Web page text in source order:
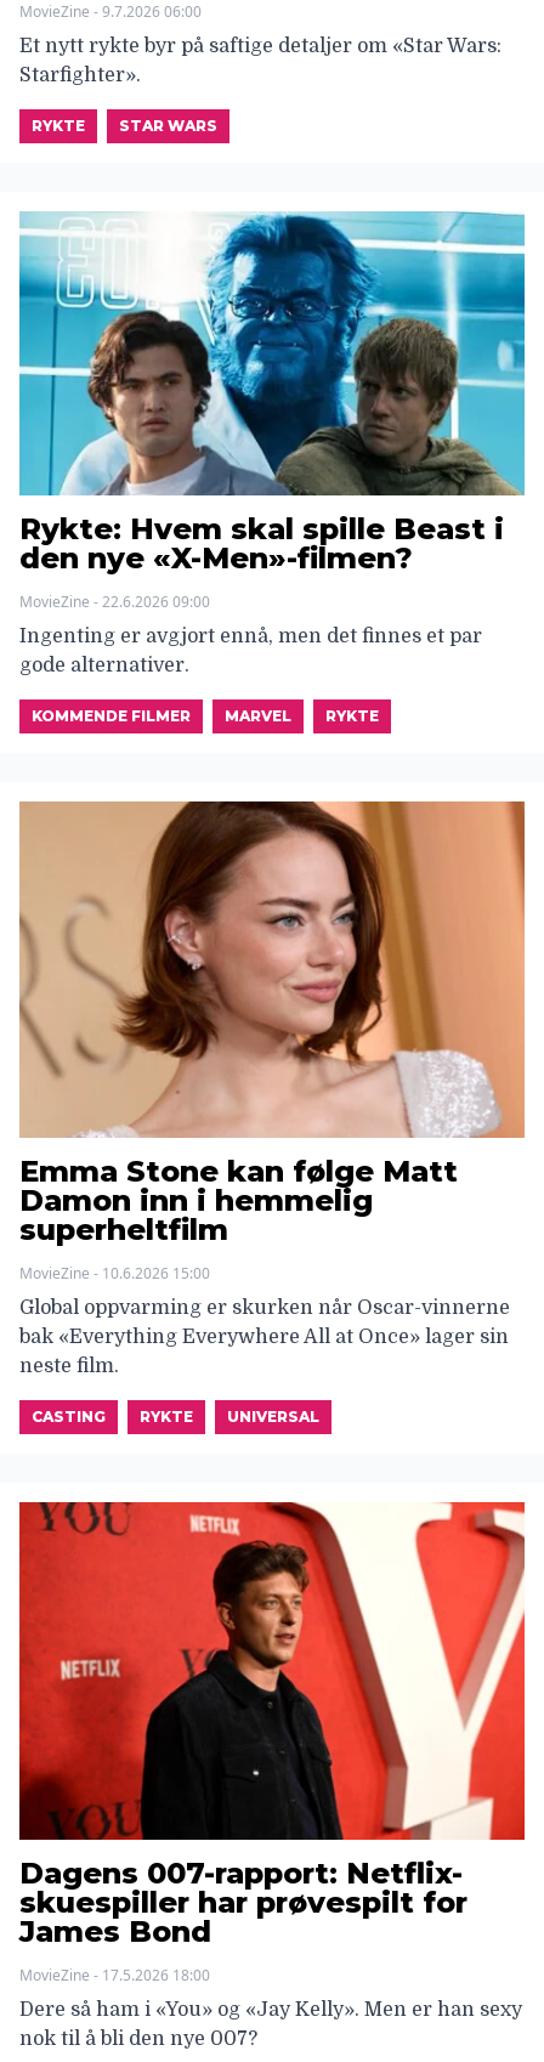
MovieZine - 9.7.2026 06:00
Et nytt rykte byr på saftige detaljer om «Star Wars:
Starfighter».
RYKTE STAR WARS
Rykte: Hvem skal spille Beast i
den nye «X-Men»-filmen?
MovieZine - 22.6.2026 09:00
Ingenting er avgjort ennå, men det finnes et par
gode alternativer.
KOMMENDE FILMER MARVEL RYKTE
Emma Stone kan følge Matt
Damon inn i hemmelig
superheltfilm
MovieZine - 10.6.2026 15:00
Global oppvarming er skurken når Oscar-vinnerne
bak «Everything Everywhere All at Once» lager sin
neste film.
CASTING RYKTE UNIVERSAL
Dagens 007-rapport: Netflix-
skuespiller har prøvespilt for
James Bond
MovieZine - 17.5.2026 18:00
Dere så ham i «You» og «Jay Kelly». Men er han sexy
nok til å bli den nye 007?